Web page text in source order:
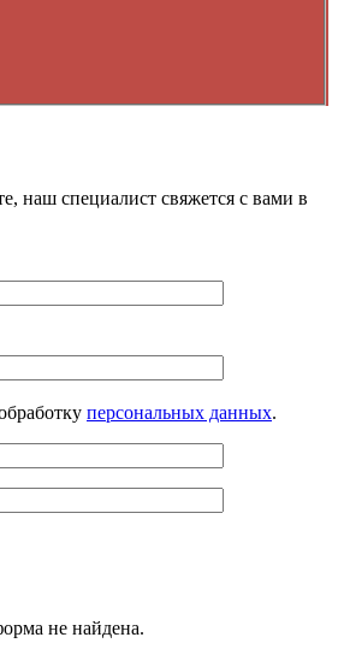
наш специалист свяжется с вами в
персональных данных.
не найдена.